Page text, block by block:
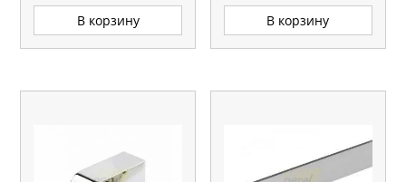
В корзину В корзину